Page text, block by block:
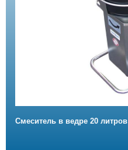
Смеситель в ведре 20 литров